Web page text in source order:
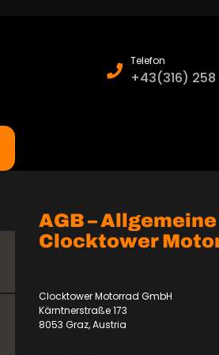
Telefon
+43(316) 258
AGB –
Clocktower
Clocktower Motorrad GmbH
Kärntnerstraße 173
8053 Graz, Austria